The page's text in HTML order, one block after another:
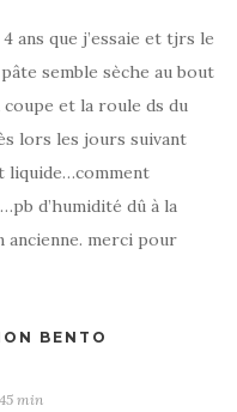
ans que j’essaie et tjrs le
semble sèche au bout
et la roule ds du
lors les jours suivant
liquide…comment
d’humidité dû à la
ancienne. merci pour
BENTO
min